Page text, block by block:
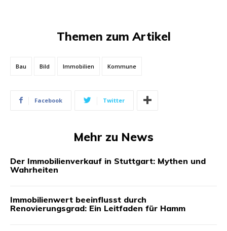
Themen zum Artikel
Bau Bild Immobilien Kommune
Facebook Twitter
Mehr zu News
Der Immobilienverkauf in Stuttgart: Mythen und
Wahrheiten
Immobilienwert beeinflusst durch
Renovierungsgrad: Ein Leitfaden für Hamm